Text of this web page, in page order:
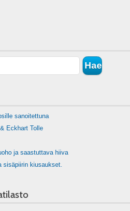
sanoitettuna
Eckhart Tolle
ja saastuttava hiiva
sisäpiirin kiusaukset.